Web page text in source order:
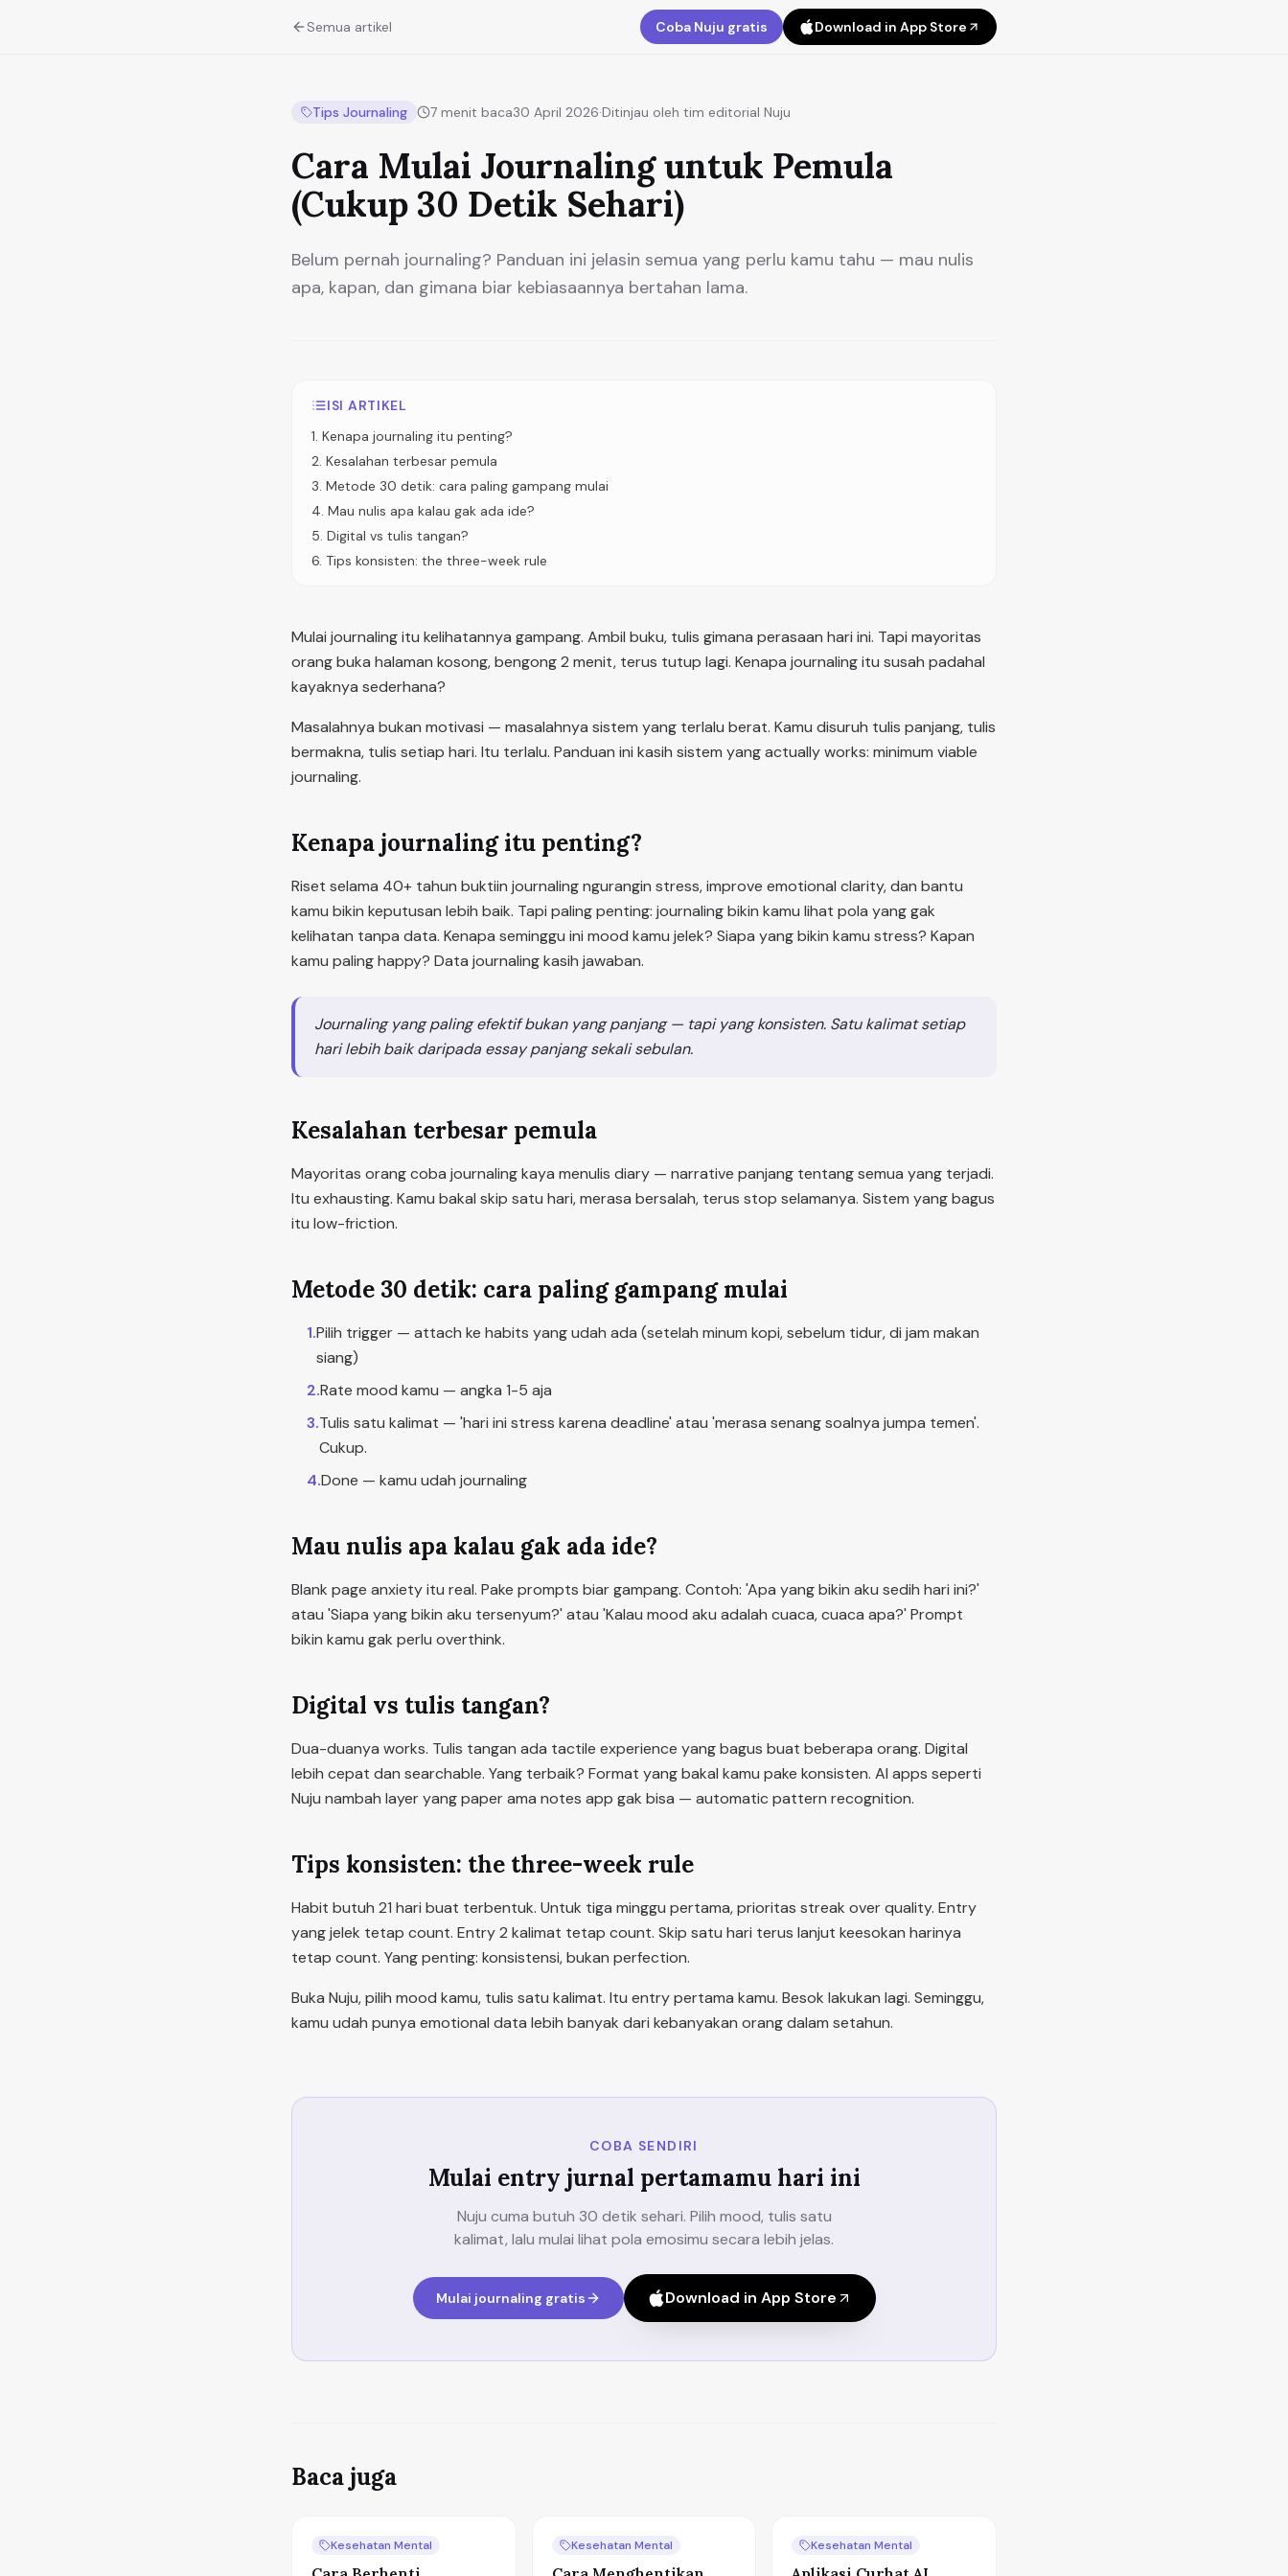
Semua artikel Coba Nuju gratis Download in App Store
Tips Journaling 7 menit baca30 April 2026·Ditinjau oleh tim editorial Nuju
Cara Mulai Journaling untuk Pemula
(Cukup 30 Detik Sehari)
Belum pernah journaling? Panduan ini jelasin semua yang perlu kamu tahu — mau nulis
apa, kapan, dan gimana biar kebiasaannya bertahan lama.
ISI ARTIKEL
1. Kenapa journaling itu penting?
2. Kesalahan terbesar pemula
3. Metode 30 detik: cara paling gampang mulai
4. Mau nulis apa kalau gak ada ide?
5. Digital vs tulis tangan?
6. Tips konsisten: the three-week rule
Mulai journaling itu kelihatannya gampang. Ambil buku, tulis gimana perasaan hari ini. Tapi mayoritas
orang buka halaman kosong, bengong 2 menit, terus tutup lagi. Kenapa journaling itu susah padahal
kayaknya sederhana?
Masalahnya bukan motivasi — masalahnya sistem yang terlalu berat. Kamu disuruh tulis panjang, tulis
bermakna, tulis setiap hari. Itu terlalu. Panduan ini kasih sistem yang actually works: minimum viable
journaling.
Kenapa journaling itu penting?
Riset selama 40+ tahun buktiin journaling ngurangin stress, improve emotional clarity, dan bantu
kamu bikin keputusan lebih baik. Tapi paling penting: journaling bikin kamu lihat pola yang gak
kelihatan tanpa data. Kenapa seminggu ini mood kamu jelek? Siapa yang bikin kamu stress? Kapan
kamu paling happy? Data journaling kasih jawaban.
Journaling yang paling efektif bukan yang panjang — tapi yang konsisten. Satu kalimat setiap
hari lebih baik daripada essay panjang sekali sebulan.
Kesalahan terbesar pemula
Mayoritas orang coba journaling kaya menulis diary — narrative panjang tentang semua yang terjadi.
Itu exhausting. Kamu bakal skip satu hari, merasa bersalah, terus stop selamanya. Sistem yang bagus
itu low-friction.
Metode 30 detik: cara paling gampang mulai
1.Pilih trigger — attach ke habits yang udah ada (setelah minum kopi, sebelum tidur, di jam makan
siang)
2.Rate mood kamu — angka 1-5 aja
3.Tulis satu kalimat — 'hari ini stress karena deadline' atau 'merasa senang soalnya jumpa temen'.
Cukup.
4.Done — kamu udah journaling
Mau nulis apa kalau gak ada ide?
Blank page anxiety itu real. Pake prompts biar gampang. Contoh: 'Apa yang bikin aku sedih hari ini?'
atau 'Siapa yang bikin aku tersenyum?' atau 'Kalau mood aku adalah cuaca, cuaca apa?' Prompt
bikin kamu gak perlu overthink.
Digital vs tulis tangan?
Dua-duanya works. Tulis tangan ada tactile experience yang bagus buat beberapa orang. Digital
lebih cepat dan searchable. Yang terbaik? Format yang bakal kamu pake konsisten. AI apps seperti
Nuju nambah layer yang paper ama notes app gak bisa — automatic pattern recognition.
Tips konsisten: the three-week rule
Habit butuh 21 hari buat terbentuk. Untuk tiga minggu pertama, prioritas streak over quality. Entry
yang jelek tetap count. Entry 2 kalimat tetap count. Skip satu hari terus lanjut keesokan harinya
tetap count. Yang penting: konsistensi, bukan perfection.
Buka Nuju, pilih mood kamu, tulis satu kalimat. Itu entry pertama kamu. Besok lakukan lagi. Seminggu,
kamu udah punya emotional data lebih banyak dari kebanyakan orang dalam setahun.
COBA SENDIRI
Mulai entry jurnal pertamamu hari ini
Nuju cuma butuh 30 detik sehari. Pilih mood, tulis satu
kalimat, lalu mulai lihat pola emosimu secara lebih jelas.
Mulai journaling gratis Download in App Store
Baca juga
Kesehatan Mental Kesehatan Mental Kesehatan Mental